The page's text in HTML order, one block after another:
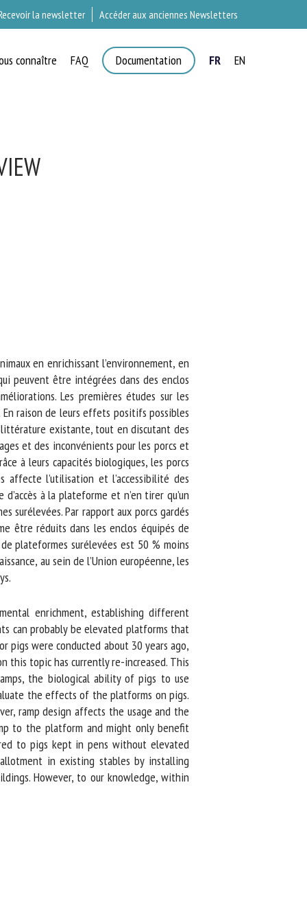
la newsletter Accéder aux anciennes Newsletters
connaître FAQ Documentation FR EN
en enrichissant l’environnement, en
peuvent être intégrées dans des enclos
Les premières études sur les
raison de leurs effets positifs possibles
existante, tout en discutant des
et des inconvénients pour les porcs et
à leurs capacités biologiques, les porcs
l’utilisation et l’accessibilité des
à la plateforme et n’en tirer qu’un
Par rapport aux porcs gardés
être réduits dans les enclos équipés de
plateformes surélevées est 50 % moins
au sein de l’Union européenne, les
enrichment, establishing different
can probably be elevated platforms that
were conducted about 30 years ago,
topic has currently re-increased. This
the biological ability of pigs to use
the effects of the platforms on pigs.
ramp design affects the usage and the
to the platform and might only benefit
to pigs kept in pens without elevated
in existing stables by installing
However, to our knowledge, within